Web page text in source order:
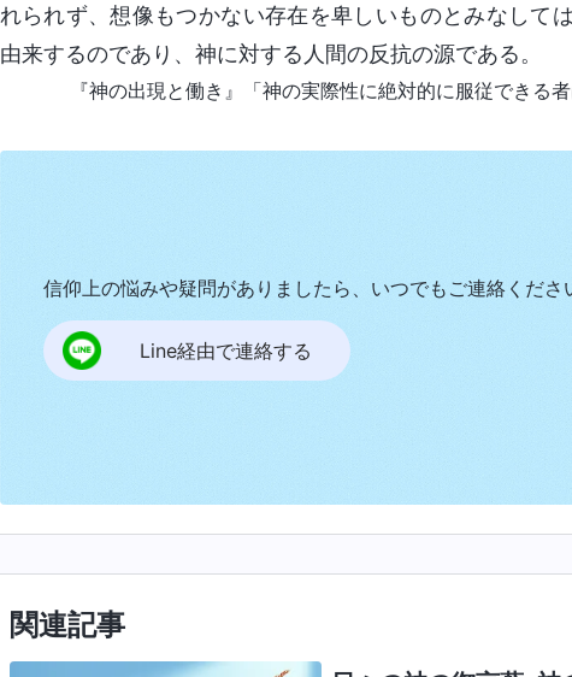
れられず、想像もつかない存在を卑しいものとみなして
由来するのであり、神に対する人間の反抗の源である。
『神の出現と働き』「神の実際性に絶対的に服従できる
信仰上の悩みや疑問がありましたら、いつでもご連絡くださ
Line経由で連絡する
関連記事